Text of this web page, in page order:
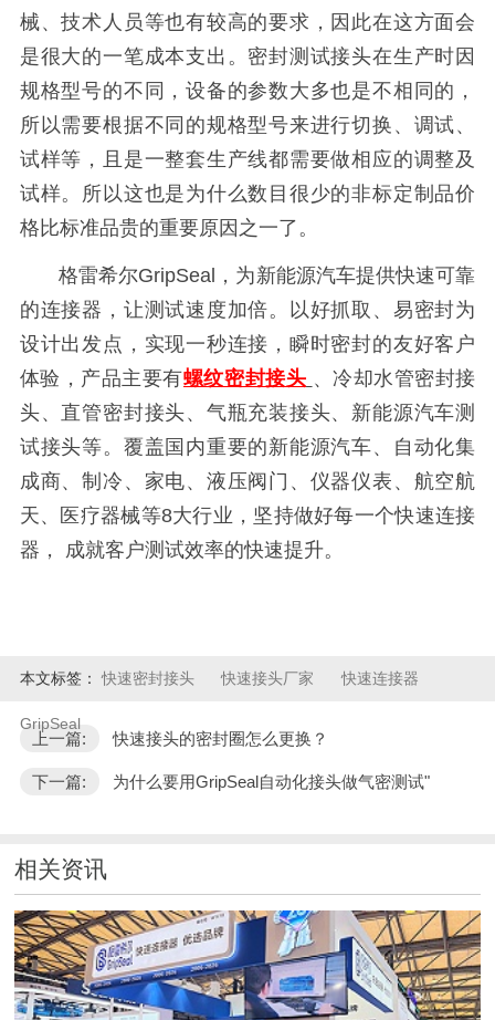
械、技术人员等也有较高的要求，因此在这方面会
是很大的一笔成本支出。密封测试接头在生产时因
规格型号的不同，设备的参数大多也是不相同的，
所以需要根据不同的规格型号来进行切换、调试、
试样等，且是一整套生产线都需要做相应的调整及
试样。所以这也是为什么数目很少的非标定制品价
格比标准品贵的重要原因之一了。
格雷希尔GripSeal，为新能源汽车提供快速可靠
的连接器，让测试速度加倍。以好抓取、易密封为
设计出发点，实现一秒连接，瞬时密封的友好客户
体验，产品主要有螺纹密封接头 、冷却水管密封接
头、直管密封接头、气瓶充装接头、新能源汽车测
试接头等。覆盖国内重要的新能源汽车、自动化集
成商、制冷、家电、液压阀门、仪器仪表、航空航
天、医疗器械等8大行业，坚持做好每一个快速连接
器， 成就客户测试效率的快速提升。
本文标签： 快速密封接头 快速接头厂家 快速连接器
GripSeal
上一篇: 快速接头的密封圈怎么更换？
下一篇: 为什么要用GripSeal自动化接头做气密测试"
相关资讯